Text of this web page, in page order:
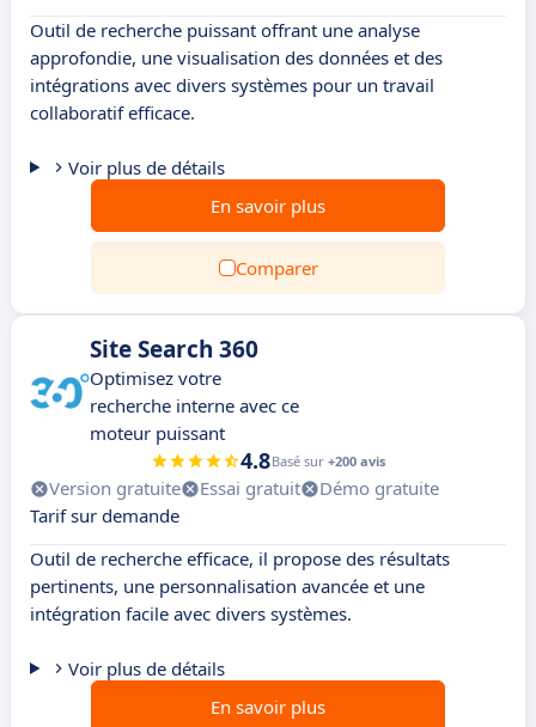
Outil de recherche puissant offrant une analyse
approfondie, une visualisation des données et des
intégrations avec divers systèmes pour un travail
collaboratif efficace.
Voir plus de détails
En savoir plus
Comparer
Site Search 360
Optimisez votre
recherche interne avec ce
moteur puissant
4.8Basé sur +200 avis
Version gratuite Essai gratuit
Démo gratuite
Tarif sur demande
Outil de recherche efficace, il propose des résultats
pertinents, une personnalisation avancée et une
intégration facile avec divers systèmes.
Voir plus de détails
En savoir plus